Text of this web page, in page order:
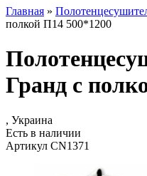
Главная »
полкой П14 500*1200
Гранд с
, Украина
Есть в наличии
Артикул CN1371